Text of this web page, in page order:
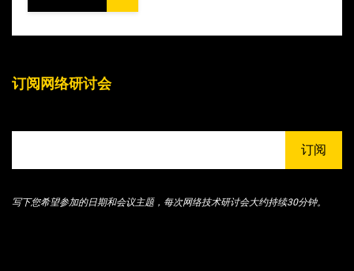
订阅网络研讨会
订阅
写下您希望参加的日期和会议主题，每次网络技术研讨会大约持续30分钟。